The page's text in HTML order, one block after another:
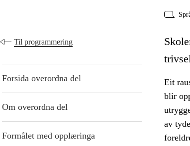
Til programmering
Forsida overordna del
Om overordna del
Formålet med opplæringa
Eit
blir
av